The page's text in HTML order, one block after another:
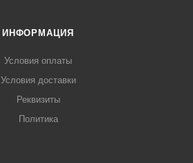
ИНФОРМАЦИЯ
Условия оплаты
Условия доставки
Реквизиты
Политика